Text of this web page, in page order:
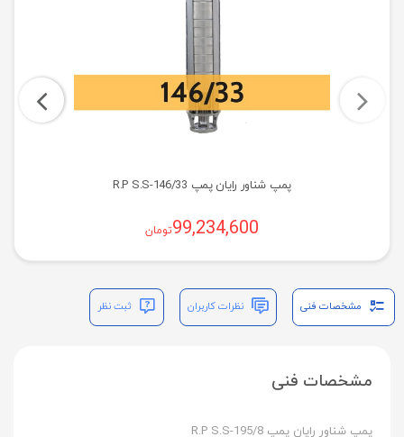
پمپ شناور رایان پمپ R.P S.S-146/33
99,234,600تومان
مشخصات فنی نظرات کاربران ثبت نظر
مشخصات فنی
پمپ شناور رایان پمپ R.P S.S-195/8